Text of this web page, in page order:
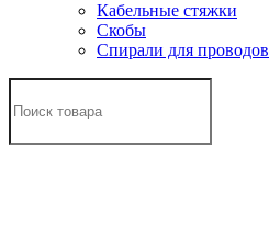
Кабельные стяжки
Скобы
Спирали для проводов